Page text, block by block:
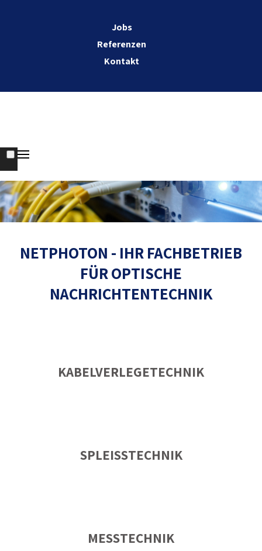
Jobs
Referenzen
Kontakt
NETPHOTON - IHR FACHBETRIEB
FÜR OPTISCHE
NACHRICHTENTECHNIK
KABELVERLEGETECHNIK
SPLEISSTECHNIK
MESSTECHNIK